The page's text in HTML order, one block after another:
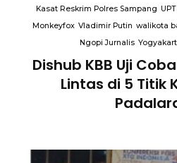
Kasat Reskrim Polres Sampang
Monkeyfox Vladimir Putin walikota
Ngopi Jurnalis
Dishub KBB Uji
Lintas di 5 Titik